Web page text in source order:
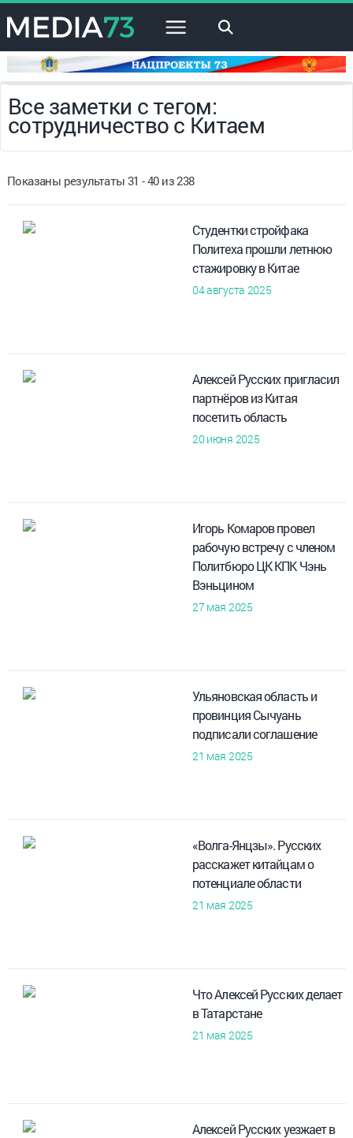
×
Все заметки с тегом:
сотрудничество с Китаем
Показаны результаты 31 - 40 из 238
Студентки стройфака
Политеха прошли летнюю
стажировку в Китае
04 августа 2025
Алексей Русских пригласил
партнёров из Китая
посетить область
20 июня 2025
Игорь Комаров провел
рабочую встречу с членом
Политбюро ЦК КПК Чэнь
Вэньцином
27 мая 2025
Ульяновская область и
провинция Сычуань
подписали соглашение
21 мая 2025
«Волга-Янцзы». Русских
расскажет китайцам о
потенциале области
21 мая 2025
Что Алексей Русских делает
в Татарстане
21 мая 2025
Алексей Русских уезжает в